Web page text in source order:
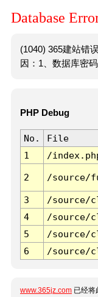
Database
(1040) 365建站错
因：1、数据库密
PHP Debug
No. File
1
/
2 /source/
3 /source/
4
/source/
5
/source/
6
/source/
www.365jz.com 已经将